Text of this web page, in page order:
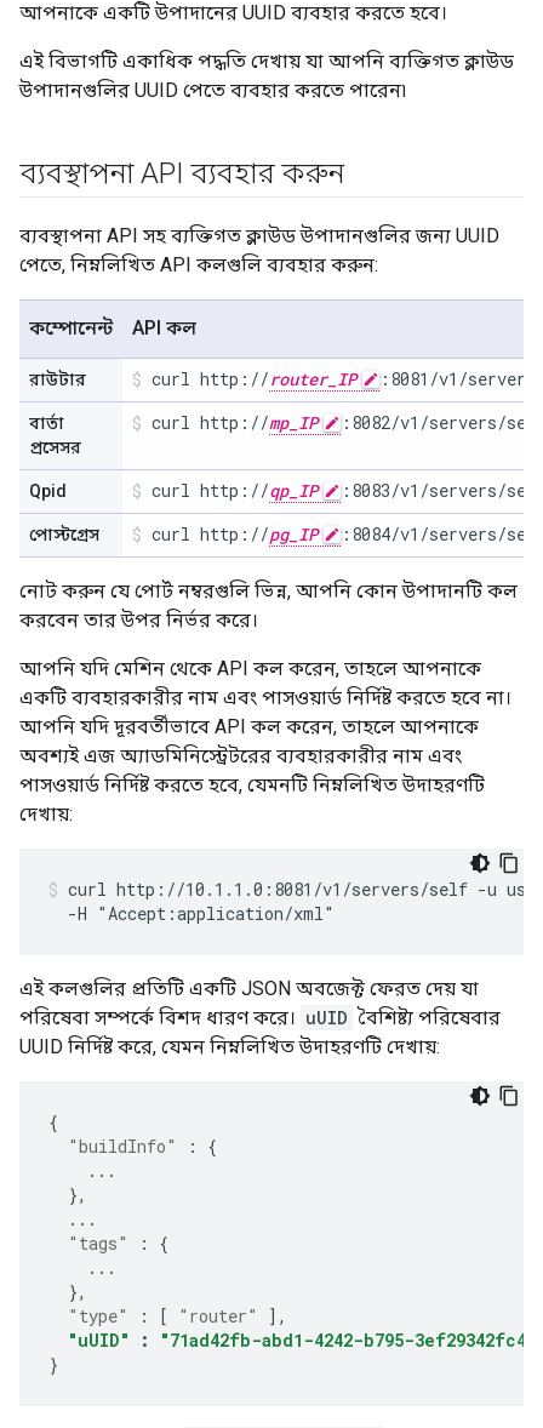
আপনাকে একটি উপাদানের UUID ব্যবহার করতে হবে।
এই বিভাগটি একাধিক পদ্ধতি দেখায় যা আপনি ব্যক্তিগত ক্লাউড
উপাদানগুলির UUID পেতে ব্যবহার করতে পারেন৷
ব্যবস্থাপনা API ব্যবহার করুন
ব্যবস্থাপনা API সহ ব্যক্তিগত ক্লাউড উপাদানগুলির জন্য UUID
পেতে, নিম্নলিখিত API কলগুলি ব্যবহার করুন:
কম্পোনেন্ট API কল
রাউটার curl http://router_IP :8081/v1/
বার্তা
প্রসেসর
curl http://mp_IP :8082/v1/servers/
Qpid curl http://qp_IP :8083/v1/servers/
পোস্টগ্রেস curl http://pg_IP :8084/v1/servers/
নোট করুন যে পোর্ট নম্বরগুলি ভিন্ন, আপনি কোন উপাদানটি কল
করবেন তার উপর নির্ভর করে।
আপনি যদি মেশিন থেকে API কল করেন, তাহলে আপনাকে
একটি ব্যবহারকারীর নাম এবং পাসওয়ার্ড নির্দিষ্ট করতে হবে না।
আপনি যদি দূরবর্তীভাবে API কল করেন, তাহলে আপনাকে
অবশ্যই এজ অ্যাডমিনিস্ট্রেটরের ব্যবহারকারীর নাম এবং
পাসওয়ার্ড নির্দিষ্ট করতে হবে, যেমনটি নিম্নলিখিত উদাহরণটি
দেখায়:
curl http://10.1.1.0:8081/v1/servers/self -u
  -H "Accept:application/xml"
এই কলগুলির প্রতিটি একটি JSON অবজেক্ট ফেরত দেয় যা
পরিষেবা সম্পর্কে বিশদ ধারণ করে। uUID বৈশিষ্ট্য পরিষেবার
UUID নির্দিষ্ট করে, যেমন নিম্নলিখিত উদাহরণটি দেখায়:
{
"buildInfo"
:
{
...
},
...
"tags"
:
{
...
},
"type"
: [ "router"
],
"uUID"
:
"71ad42fb-abd1-4242-b795-
}